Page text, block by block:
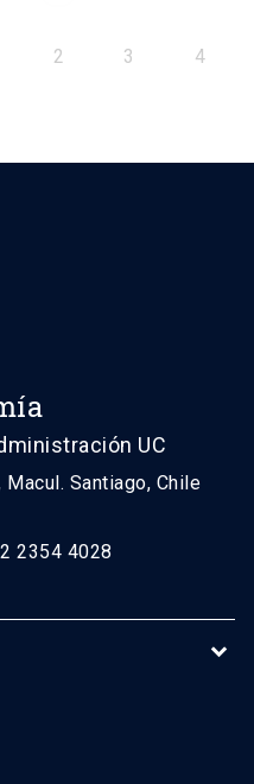
2 3 4
UC
Santiago, Chile
2354 4028